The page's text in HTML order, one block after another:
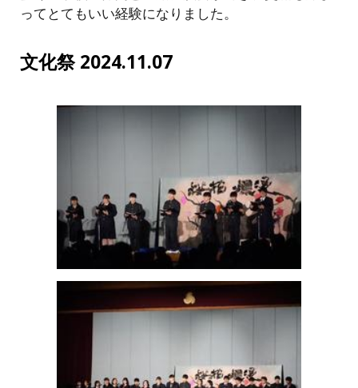
ってとてもいい経験になりました。
文化祭 2024.11.07